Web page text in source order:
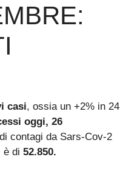
casi, ossia un +2% in 24
oggi, 26
contagi da Sars-Cov-2
è di 52.850.